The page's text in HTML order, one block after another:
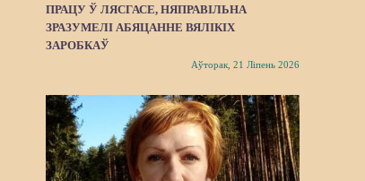
ПРАЦУ Ў ЛЯСГАСЕ, НЯПРАВІЛЬНА
ЗРАЗУМЕЛІ АБЯЦАННЕ ВЯЛІКІХ
ЗАРОБКАЎ
Аўторак, 21 Ліпень 2026